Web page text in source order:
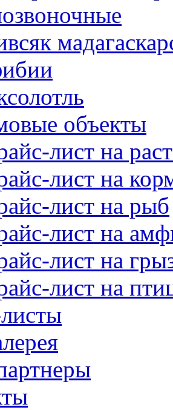
объекты
лист на
лист на
лист на рыб
лист на
лист на
лист на